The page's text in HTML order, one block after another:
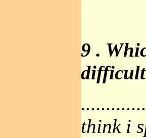
9 .
think i